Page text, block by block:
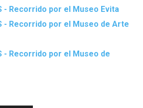
- Recorrido por el Museo Evita
- Recorrido por el Museo de Arte
- Recorrido por el Museo de